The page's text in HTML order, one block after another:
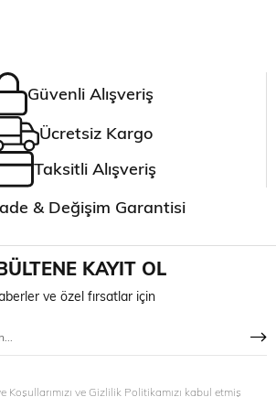
Güvenli Alışveriş
Ücretsiz Kargo
Taksitli Alışveriş
& Değişim Garantisi
KAYIT OL
ve özel fırsatlar için
Koşullarımızı ve Gizlilik Politikamızı kabul etmiş